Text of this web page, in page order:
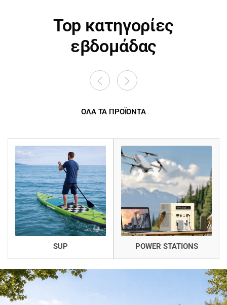
Top κατηγορίες
εβδομάδας
ΟΛΑ ΤΑ ΠΡΟΪΟΝΤΑ
SUP POWER STATIONS